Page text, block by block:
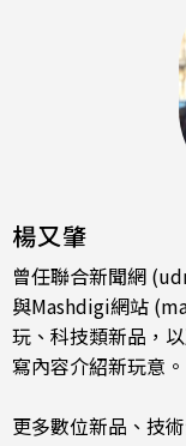
楊又肇
曾任聯合新聞網
與Mashdigi網站
玩、科技類新品，
寫內容介紹新玩意。
更多數位新品、技